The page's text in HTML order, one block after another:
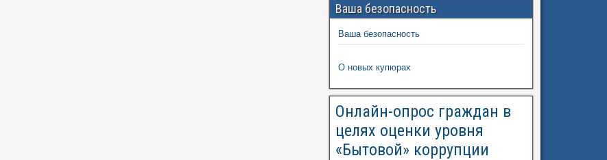
Ваша безопасность
Ваша безопасность
О новых купюрах
Онлайн-опрос граждан в
целях оценки уровня
«Бытовой» коррупции